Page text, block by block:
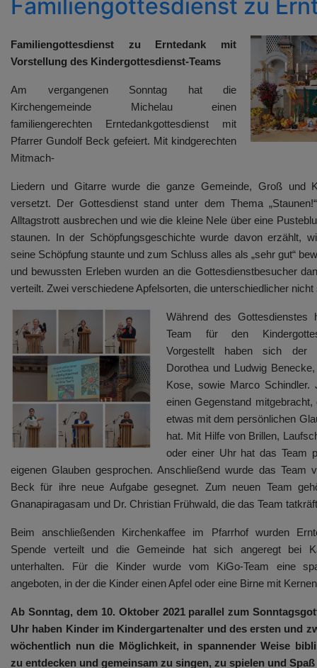
Familiengottesdienst zu
Familiengottesdienst zu Erntedank mit
Vorstellung des Kindergottesdienst-Teams
Am vergangenen Sonntag hat die
Kirchengemeinde Michelau einen
familiengerechten Erntedankgottesdienst mit
Pfarrer Gundolf Beck gefeiert. Mit kindgerechten
Mitmach-
Liedern und Gitarre wurde die ganze Gemeinde, Groß und
versetzt. Der Gottesdienst stand unter dem Thema
Alltagstrott ausbrechen und wie die kleine Nele über eine
staunen. In der Schöpfungsgeschichte wurde davon erzählt,
seine Schöpfung staunte und zum Schluss alles als „sehr gut“
und bewussten Erleben wurden an die Gottesdienstbesucher
verteilt. Zwei verschiedene Apfelsorten, die unterschiedlicher nicht
Während des
Team für den
Vorgestellt haben sich der
Dorothea und Ludwig
Kose, sowie Marco Schindler.
einen Gegenstand
etwas mit dem persönlichen
hat. Mit Hilfe von Brillen,
oder einer Uhr hat das Team
eigenen Glauben gesprochen. Anschließend wurde das Team
Beck für ihre neue Aufgabe gesegnet. Zum neuen Team
Gnanapiragasam und Dr. Christian Frühwald, die das Team
Beim anschließenden Kirchenkaffee im Pfarrhof wurden
Spende verteilt und die Gemeinde hat sich angeregt bei
unterhalten. Für die Kinder wurde vom KiGo-Team eine
angeboten, in der die Kinder einen Apfel oder eine Birne mit
Ab Sonntag, dem 10. Oktober 2021 parallel zum
Uhr haben Kinder im Kindergartenalter und des ersten und
wöchentlich nun die Möglichkeit, in spannender Weise
zu entdecken und gemeinsam zu singen, zu spielen und